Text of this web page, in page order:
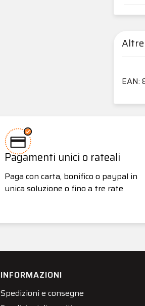
EAN:
Pagamenti unici o rateali
Paga con carta, bonifico o paypal in
unica soluzione o fino a tre rate
INFORMAZIONI
Spedizioni e consegne